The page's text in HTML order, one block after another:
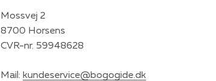
Mossvej 2
8700 Horsens
CVR-nr. 59948628
Mail: kundeservice@bogogide.dk